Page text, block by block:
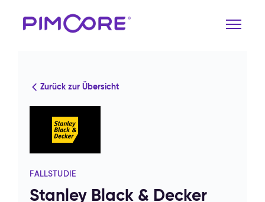
Zurück zur Übersicht
FALLSTUDIE
Stanley Black & Decker